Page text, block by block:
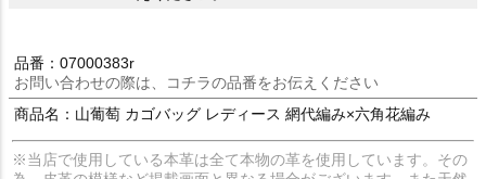
品番：07000383r
お問い合わせの際は、コチラの品番をお伝えください
商品名：山葡萄 カゴバッグ レディース 網代編み×六角花編み
※当店で使用している本革は全て本物の革を使用しています。その